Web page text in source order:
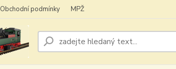
Obchodní podmínky MPŽ